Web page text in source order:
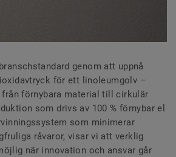
genom att uppnå
för ett linoleumgolv –
förnybara material till cirkulär
som drivs av 100 % förnybar el
som minimerar
råvaror, visar vi att verklig
när innovation och ansvar går